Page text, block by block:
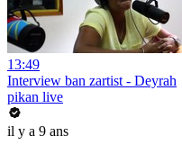
13:49
Interview ban zartist - Deyrah
pikan live
il y a 9 ans